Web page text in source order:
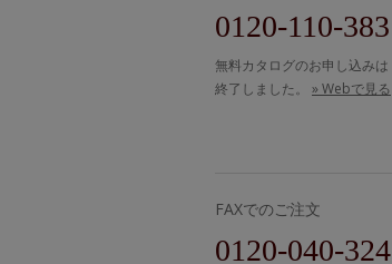
0120-110-383
無料カタログのお申し込みは
終了しました。 » Webで見る
FAXでのご注文
0120-040-324